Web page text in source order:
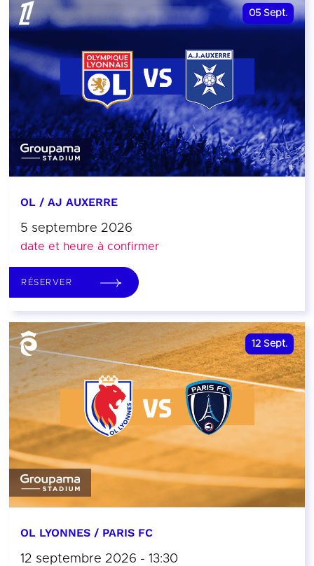
05 Sept.
OL / AJ AUXERRE
5 septembre 2026
date et heure à confirmer
RÉSERVER
12 Sept.
OL LYONNES / PARIS FC
12 septembre 2026 - 13:30